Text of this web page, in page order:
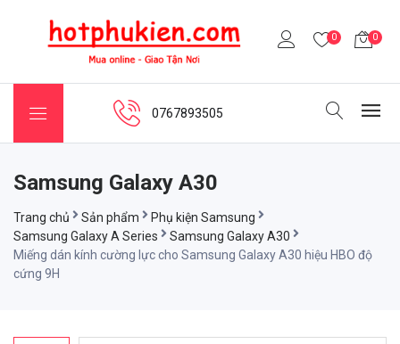
0 0
0767893505
Samsung Galaxy A30
Trang chủ Sản phẩm
Phụ kiện Samsung
Samsung Galaxy A Series
Samsung Galaxy A30
Miếng dán kính cường lực cho Samsung Galaxy A30 hiệu HBO độ
cứng 9H